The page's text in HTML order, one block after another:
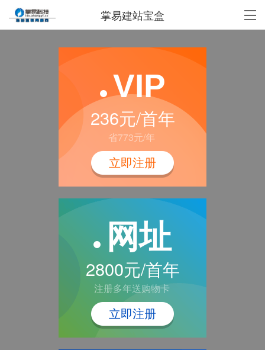
掌易建站宝盒
VIP
236元/首年
省773元/年
立即注册
网址
2800元/首年
注册多年送购物卡
立即注册